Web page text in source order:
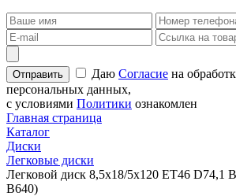
Даю Согласие на
персональных данных,
с условиями Политики ознакомлен
Главная страница
Каталог
Диски
Легковые диски
Легковой диск 8,5x18/5x120 ET46 D74,1
B640)